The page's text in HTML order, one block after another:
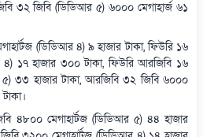
৩২ জিবি (ডিডিআর ৫) ৬০০০ মেগাহার্জ ৬১
(ডিডিআর ৪) ৯ হাজার টাকা, ফিউরি ১৬
৪) ১৭ হাজার ৩০০ টাকা, ফিউরি আরজিবি ১৬
৫) ৩৩ হাজার টাকা, আরজিবি ৩২ জিবি ৬০০০
৪৮০০ মেগাহার্টজ (ডিডিআর ৫) ৪৪ হাজার